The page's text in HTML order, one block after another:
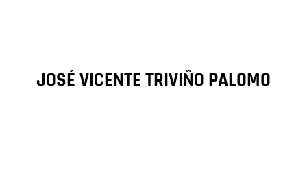
JOSÉ VICENTE TRIVIÑO PALOMO